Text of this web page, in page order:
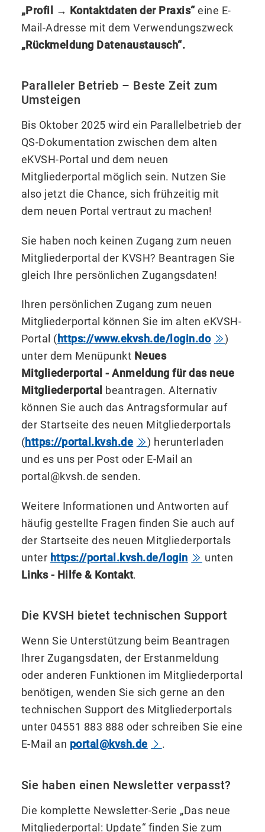
„Profil → Kontaktdaten der Praxis“eine E-
Mail-Adresse mit dem Verwendungszweck
„Rückmeldung Datenaustausch“.
Paralleler Betrieb – Beste Zeit zum
Umsteigen
Bis Oktober 2025 wird ein Parallelbetrieb der
QS-Dokumentation zwischen dem alten
eKVSH-Portal und dem neuen
Mitgliederportal möglich sein. Nutzen Sie
also jetzt die Chance, sich frühzeitig mit
dem neuen Portal vertraut zu machen!
Sie haben noch keinen Zugang zum neuen
Mitgliederportal der KVSH? Beantragen Sie
gleich Ihre persönlichen Zugangsdaten!
Ihren persönlichen Zugang zum neuen
Mitgliederportal können Sie im alten eKVSH-
Portal ( https://www.ekvsh.de/login.do
)
unter dem Menüpunkt Neues
Mitgliederportal - Anmeldung für das neue
Mitgliederportal beantragen. Alternativ
können Sie auch das Antragsformular auf
der Startseite des neuen Mitgliederportals
(https://portal.kvsh.de
) herunterladen
und es uns per Post oder E-Mail an
portal@kvsh.de senden.
Weitere Informationen und Antworten auf
häufig gestellte Fragen finden Sie auch auf
der Startseite des neuen Mitgliederportals
unter https://portal.kvsh.de/login
unten
Links - Hilfe & Kontakt.
Die KVSH bietet technischen Support
Wenn Sie Unterstützung beim Beantragen
Ihrer Zugangsdaten, der Erstanmeldung
oder anderen Funktionen im Mitgliederportal
benötigen, wenden Sie sich gerne an den
technischen Support des Mitgliederportals
unter 04551 883 888 oder schreiben Sie eine
E-Mail an portal@kvsh.de .
Sie haben einen Newsletter verpasst?
Die komplette Newsletter-Serie „Das neue
Mitgliederportal: Update“ finden Sie zum